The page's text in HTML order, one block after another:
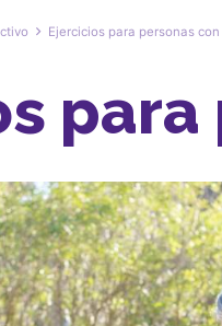
Ejercicios para personas